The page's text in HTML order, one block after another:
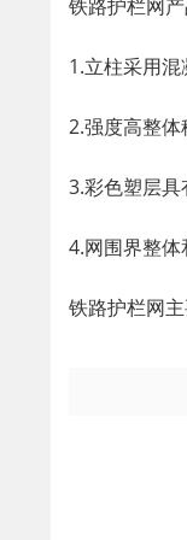
铁路护栏网产
1.立柱采用混
2.强度高整体
3.彩色塑层具
4.网围界整体
铁路护栏网